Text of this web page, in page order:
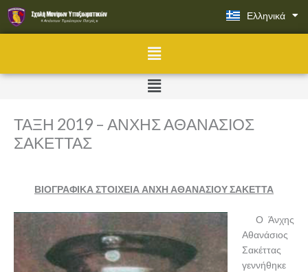
Μετάβαση
στο
περιεχόμενο
Ελληνικά
English
Menu
Menu
ΤΑΞΗ 2019 – ΑΝΧΗΣ ΑΘΑΝΑΣΙΟΣ
ΣΑΚΕΤΤΑΣ
ΒΙΟΓΡΑΦΙΚΑ ΣΤΟΙΧΕΙΑ ΑΝΧΗ ΑΘΑΝΑΣΙΟΥ ΣΑΚΕΤΤΑ
Ο Άνχης
Αθανάσιος
Σακέττας
γεννήθηκε